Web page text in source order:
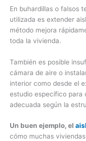
En buhardillas o falsos
utilizada es extender
método mejora
toda la vivienda.
También es posible
cámara de aire o
interior como desde el
estudio específico para
adecuada según la
Un buen ejemplo, el
cómo muchas